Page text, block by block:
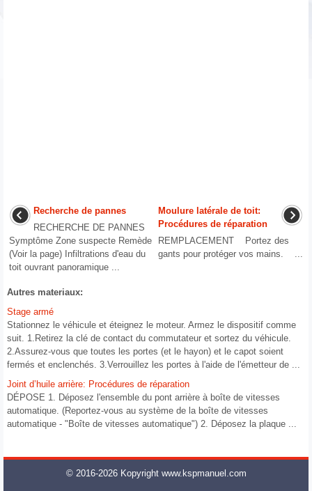
Recherche de pannes
RECHERCHE DE PANNES
Symptôme Zone suspecte Remède
(Voir la page) Infiltrations d'eau du
toit ouvrant panoramique ...
Moulure latérale de toit:
Procédures de réparation
REMPLACEMENT Portez des
gants pour protéger vos mains. ...
Autres materiaux:
Stage armé
Stationnez le véhicule et éteignez le moteur. Armez le dispositif comme
suit. 1.Retirez la clé de contact du commutateur et sortez du véhicule.
2.Assurez-vous que toutes les portes (et le hayon) et le capot soient
fermés et enclenchés. 3.Verrouillez les portes à l'aide de l'émetteur de ...
Joint d’huile arrière: Procédures de réparation
DÉPOSE 1. Déposez l'ensemble du pont arrière à boîte de vitesses
automatique. (Reportez-vous au système de la boîte de vitesses
automatique - "Boîte de vitesses automatique") 2. Déposez la plaque ...
© 2016-2026 Kopyright www.kspmanuel.com